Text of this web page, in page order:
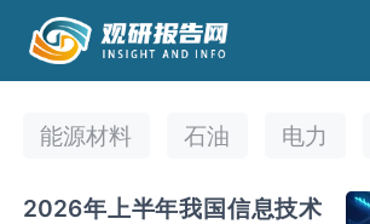
能源材料 石油 电力
2026年上半年我国信息技术